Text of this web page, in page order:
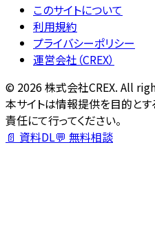
このサイトについて
利用規約
プライバシーポリシー
運営会社（CREX）
© 2026株式会社CREX. All
本サイトは情報提供を目的と
責任にて行ってください。
📄 資料DL💬 無料相談